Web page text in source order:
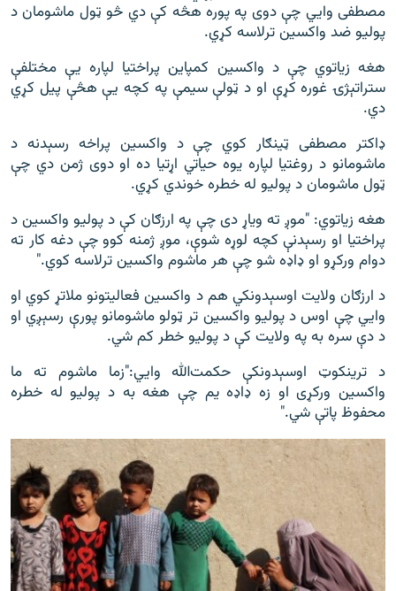
مصطفی وايي چې دوی په پوره هڅه کې دي څو ټول ماشومان د
پولیو ضد واکسین ترلاسه کړي.
هغه زیاتوي چې د واکسین کمپاین پراختیا لپاره یې مختلفې
ستراتېژۍ غوره کړې او د ټولې سیمې په کچه یې هڅې پیل کړي
دي.
ډاکتر مصطفی ټینګار کوي چې د واکسین پراخه رسېدنه د
ماشومانو د روغتیا لپاره یوه حیاتي اړتیا ده او دوی ژمن دي چې
ټول ماشومان د پولیو له خطره خوندي کړي.
هغه زیاتوي: "موږ ته ویاړ دی چې په ارزګان کې د پولیو واکسین د
پراختیا او رسېدنې کچه لوړه شوې، موږ ژمنه کوو چې دغه کار ته
دوام ورکړو او ډاډه شو چې هر ماشوم واکسین ترلاسه کوي."
د ارزګان ولایت اوسېدونکي هم د واکسین فعالیتونو ملاتړ کوي او
وايي چې اوس د پولیو واکسین تر ټولو ماشومانو پورې رسېږي او
د دې سره به په ولایت کې د پولیو خطر کم شي.
د ترینکوټ اوسېدونکې حکمت‌الله وايي:"زما ماشوم ته ما
واکسین ورکړی او زه ډاډه یم چې هغه به د پولیو له خطره
محفوظ پاتې شي."